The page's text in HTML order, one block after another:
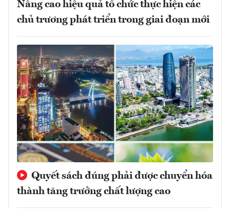
Nâng cao hiệu quả tổ chức thực hiện các
chủ trương phát triển trong giai đoạn mới
Quyết sách đúng phải được chuyển hóa
thành tăng trưởng chất lượng cao